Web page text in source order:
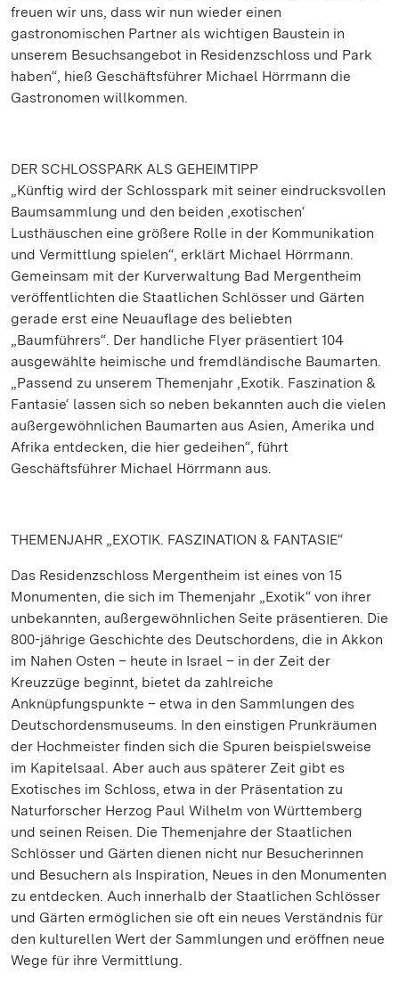
freuen wir uns, dass wir nun wieder einen
gastronomischen Partner als wichtigen Baustein in
unserem Besuchsangebot in Residenzschloss und Park
haben“, hieß Geschäftsführer Michael Hörrmann die
Gastronomen willkommen.
DER SCHLOSSPARK ALS GEHEIMTIPP
„Künftig wird der Schlosspark mit seiner eindrucksvollen
Baumsammlung und den beiden ‚exotischen‘
Lusthäuschen eine größere Rolle in der Kommunikation
und Vermittlung spielen“, erklärt Michael Hörrmann.
Gemeinsam mit der Kurverwaltung Bad Mergentheim
veröffentlichten die Staatlichen Schlösser und Gärten
gerade erst eine Neuauflage des beliebten
„Baumführers“. Der handliche Flyer präsentiert 104
ausgewählte heimische und fremdländische Baumarten.
„Passend zu unserem Themenjahr ‚Exotik. Faszination &
Fantasie‘ lassen sich so neben bekannten auch die vielen
außergewöhnlichen Baumarten aus Asien, Amerika und
Afrika entdecken, die hier gedeihen“, führt
Geschäftsführer Michael Hörrmann aus.
THEMENJAHR „EXOTIK. FASZINATION & FANTASIE“
Das Residenzschloss Mergentheim ist eines von 15
Monumenten, die sich im Themenjahr „Exotik“ von ihrer
unbekannten, außergewöhnlichen Seite präsentieren. Die
800-jährige Geschichte des Deutschordens, die in Akkon
im Nahen Osten – heute in Israel – in der Zeit der
Kreuzzüge beginnt, bietet da zahlreiche
Anknüpfungspunkte – etwa in den Sammlungen des
Deutschordensmuseums. In den einstigen Prunkräumen
der Hochmeister finden sich die Spuren beispielsweise
im Kapitelsaal. Aber auch aus späterer Zeit gibt es
Exotisches im Schloss, etwa in der Präsentation zu
Naturforscher Herzog Paul Wilhelm von Württemberg
und seinen Reisen. Die Themenjahre der Staatlichen
Schlösser und Gärten dienen nicht nur Besucherinnen
und Besuchern als Inspiration, Neues in den Monumenten
zu entdecken. Auch innerhalb der Staatlichen Schlösser
und Gärten ermöglichen sie oft ein neues Verständnis für
den kulturellen Wert der Sammlungen und eröffnen neue
Wege für ihre Vermittlung.